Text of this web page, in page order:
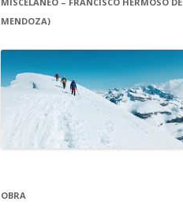
MENDOZA)
OBRA